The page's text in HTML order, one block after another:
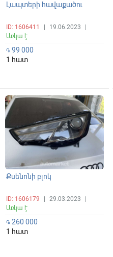
Լապտերի հավաքածու
ID: 1606411 19.06.2023
Առկա է
֏ 99 000
1 հատ
Քսենոնի բլոկ
ID: 1606179 29.03.2023
Առկա է
favorite_border
֏ 260 000
1 հատ